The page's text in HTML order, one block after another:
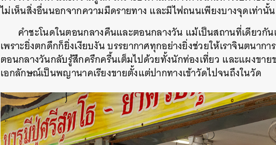
ไม่เห็นสิ่งอื่นนอกจากความมืดรายทาง และมีไฟถนนเพียงบางจุดเท่านั้น
คำชะโนดในตอนกลางคืนและตอนกลางวัน แม้เป็นสถานที่เดียว
เพราะยิ่งตกดึกก็ยิ่งเงียบงัน บรรยากาศทุกอย่างยิ่งช่วยให้เราจินตนาก
ตอนกลางวันกลับรู้สึกครึกครื้นเต็มไปด้วยทั้งนักท่องเที่ยว และแผงขา
เอกลักษณ์เป็นพญานาคเรียงขายตั้งแต่ปากทางเข้าวัดไปจนถึงในวัด